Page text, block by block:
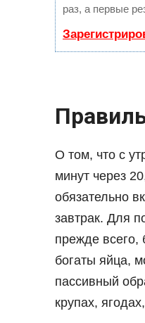
раз, а первые
О том, что с
минут через
обязательно
завтрак. Для
прежде всего,
богаты яйца,
пассивный
крупах,